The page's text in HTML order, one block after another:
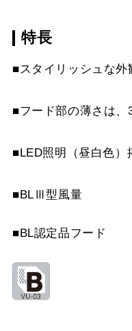
MPB-9565 BK
MPB-9565 SI
MPB-9565 SBK
YMP465-C300 W
YMP465-C300 SI
YMP465-C300
YMP565-C300
YMP665-C300 BK
VES-4001
FES-4001
AES-4001
特長
■スタイリッシュな外
■フード部の薄さは、
■LED照明（昼白色）
■BLⅢ型風量
■BL認定品フード